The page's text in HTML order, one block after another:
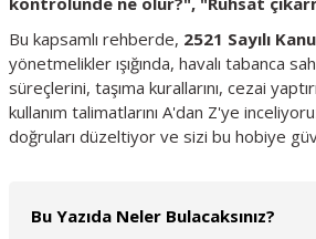
Bu kapsamlı rehberde, 2521 Sayılı
yönetmelikler ışığında, havalı tabanca
süreçlerini, taşıma kurallarını, cezai
kullanım talimatlarını A'dan Z'ye
doğruları düzeltiyor ve sizi bu hobiye
Bu Yazıda Neler Bulacaksınız?